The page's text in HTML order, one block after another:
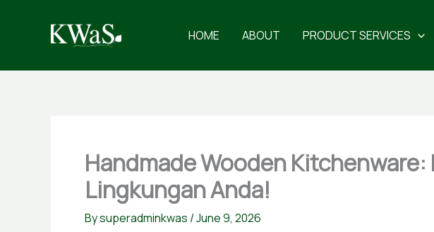
HOME ABOUT PRODUCT SERVICES
Handmade Wooden
Lingkungan Anda!
Bysuperadminkwas /June 9, 2026